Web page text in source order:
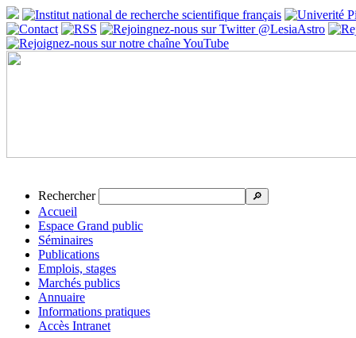
Rechercher 🔎
Accueil
Espace Grand public
Séminaires
Publications
Emplois, stages
Marchés publics
Annuaire
Informations pratiques
Accès Intranet